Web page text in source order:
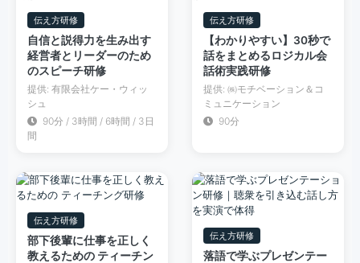
伝え方研修
自信と説得力を生み出す
経営者とリーダーのため
のスピーチ研修
提供: 有限会社ケー・ウィッ
シュ
90分 / 3時間 / 6時間 / 3日
間
伝え方研修
【わかりやすい】30秒で
話をまとめるロジカル会
話術実践研修
提供: ㈱モチベーション＆コ
ミュニケーション
90分
伝え方研修
部下後輩に仕事を正しく
教えるための ティーチン
伝え方研修
落語で学ぶプレゼンテー